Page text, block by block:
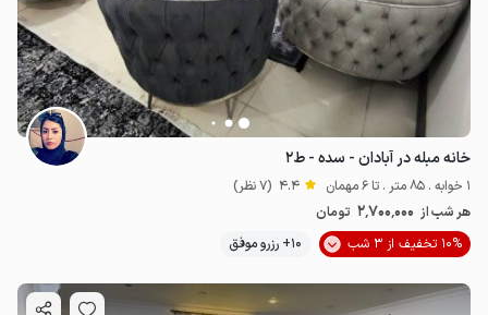
خانه مبله در آبادان - سده - ط۲
1 خوابه . 85 متر . تا 6 مهمان 4.4 (7 نظر)
هر شب از 2٬700٬000 تومان
10% تخفیف از 3 شب
10+ رزرو موفق